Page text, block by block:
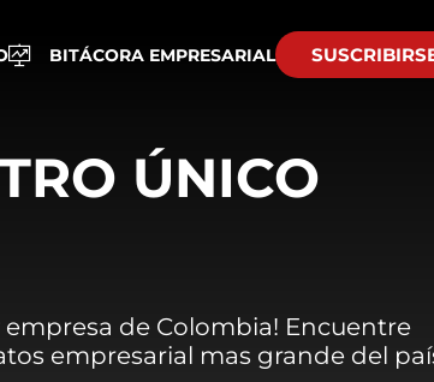
BITÁCORA EMPRESARIAL
ÚNICO
de Colombia! Encuentre
empresarial mas grande del